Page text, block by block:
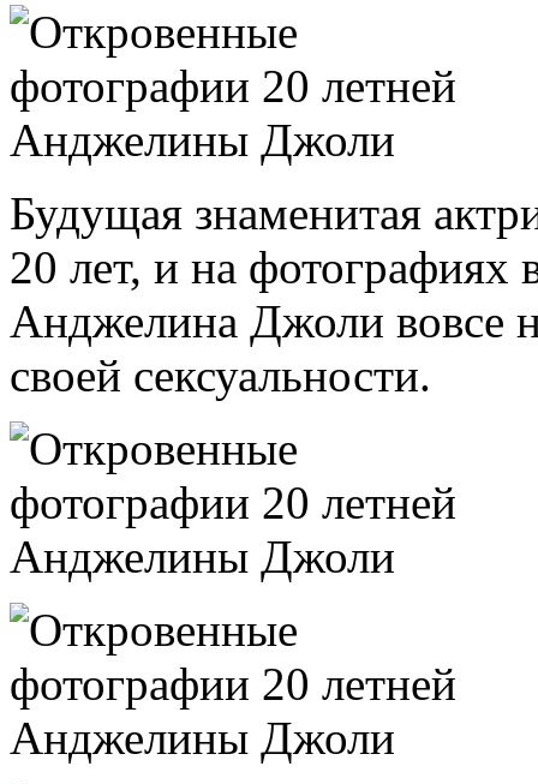
Будущая знаменитая
20 лет, и на фотографиях
Анджелина Джоли вовсе
своей сексуальности.